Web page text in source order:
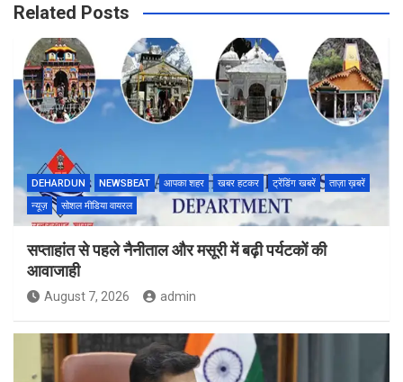
Related Posts
DEHARDUN NEWSBEAT आपका शहर खबर हटकर ट्रेंडिंग खबरें
ताज़ा ख़बरें
न्यूज़
सोशल मीडिया वायरल
सप्ताहांत से पहले नैनीताल और मसूरी में बढ़ी पर्यटकों की
आवाजाही
August 7, 2026 admin